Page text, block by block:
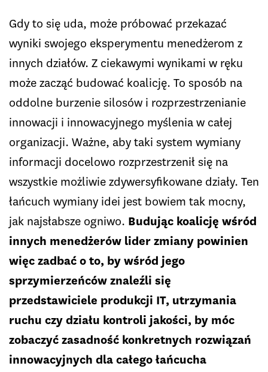
Gdy to się uda, może próbować przekazać
wyniki swojego eksperymentu menedżerom z
innych działów. Z ciekawymi wynikami w ręku
może zacząć budować koalicję. To sposób na
oddolne burzenie silosów i rozprzestrzenianie
innowacji i innowacyjnego myślenia w całej
organizacji. Ważne, aby taki system wymiany
informacji docelowo rozprzestrzenił się na
wszystkie możliwie zdywersyfikowane działy. Ten
łańcuch wymiany idei jest bowiem tak mocny,
jak najsłabsze ogniwo. Budując koalicję wśród
innych menedżerów lider zmiany powinien
więc zadbać o to, by wśród jego
sprzymierzeńców znaleźli się
przedstawiciele produkcji IT, utrzymania
ruchu czy działu kontroli jakości, by móc
zobaczyć zasadność konkretnych rozwiązań
innowacyjnych dla całego łańcucha